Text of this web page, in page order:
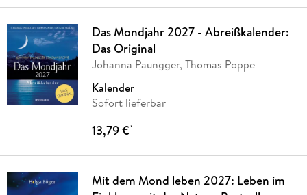
Das Mondjahr 2027 - Abreißkalender:
Das Original
Johanna Paungger, Thomas Poppe
Kalender
Sofort lieferbar
13,79 €*
Mit dem Mond leben 2027: Leben im